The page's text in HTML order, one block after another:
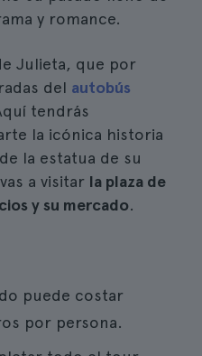
y romance.
Julieta, que por
del autobús
tendrás
la icónica historia
la estatua de su
a visitar la plaza de
y su mercado.
puede costar
por persona.